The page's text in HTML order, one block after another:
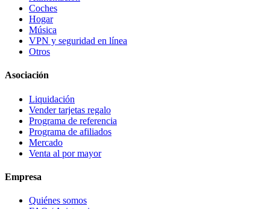
Coches
Hogar
Música
VPN y seguridad en línea
Otros
Asociación
Liquidación
Vender tarjetas regalo
Programa de referencia
Programa de afiliados
Mercado
Venta al por mayor
Empresa
Quiénes somos